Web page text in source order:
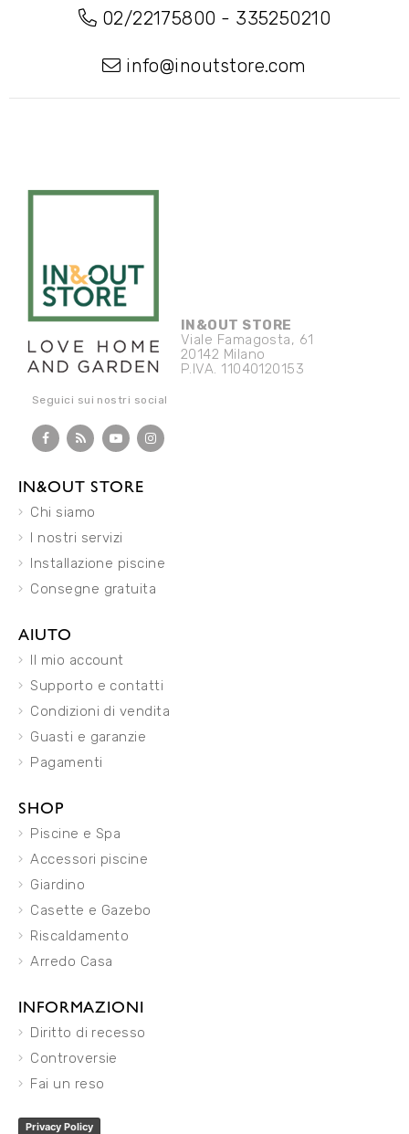
02/22175800 - 335250210
info@inoutstore.com
IN&OUT STORE
Viale Famagosta, 61
20142 Milano
P.IVA. 11040120153
Seguici sui nostri social
IN&OUT STORE
Chi siamo
I nostri servizi
Installazione piscine
Consegne gratuita
AIUTO
Il mio account
Supporto e contatti
Condizioni di vendita
Guasti e garanzie
Pagamenti
SHOP
Piscine e Spa
Accessori piscine
Giardino
Casette e Gazebo
Riscaldamento
Arredo Casa
INFORMAZIONI
Diritto di recesso
Controversie
Fai un reso
Privacy Policy